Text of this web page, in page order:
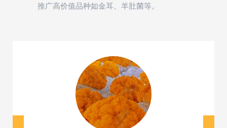
推广高价值品种如金耳、羊肚菌等。